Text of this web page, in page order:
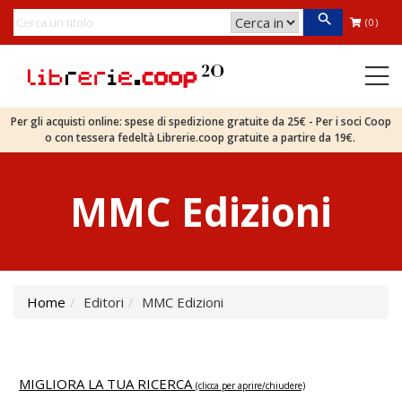
(0)
Per gli acquisti online: spese di spedizione gratuite da 25€ - Per i soci Coop
o con tessera fedeltà Librerie.coop gratuite a partire da 19€.
MMC Edizioni
Home Editori MMC Edizioni
MIGLIORA LA TUA RICERCA (clicca per aprire/chiudere)